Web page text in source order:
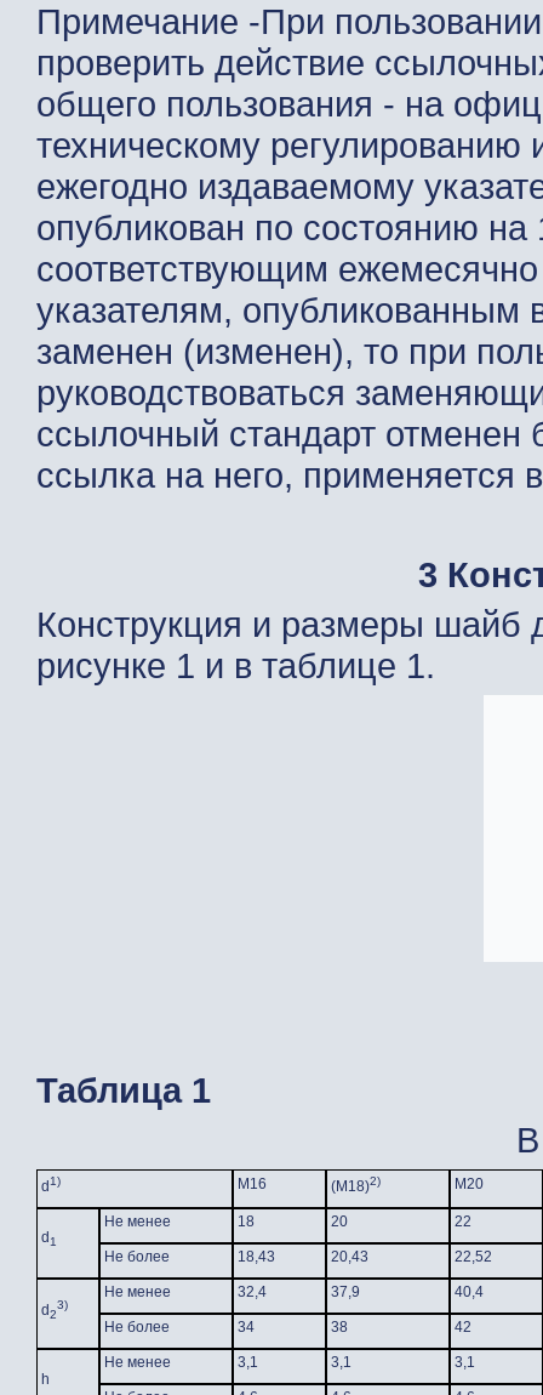
Примечание -При
проверить действие
общего пользования - на
техническому регулированию
ежегодно издаваемому
опубликован по состоянию на
соответствующим
указателям, опубликованным
заменен (изменен), то при
руководствоваться
ссылочный стандарт отменен
ссылка на него, применяется
3
Конструкция и размеры шайб
рисунке 1 и в таблице 1.
Таблица 1
d 1) М16 (М18)2) М20
d1
Не менее 18 20 22
Не более 18,43 20,43 22,52
d2
3)
Не менее 32,4 37,9 40,4
Не более 34 38 42
h
Не менее 3,1 3,1 3,1